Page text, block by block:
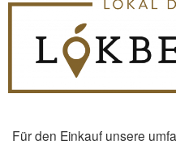
Für den Einkauf unsere